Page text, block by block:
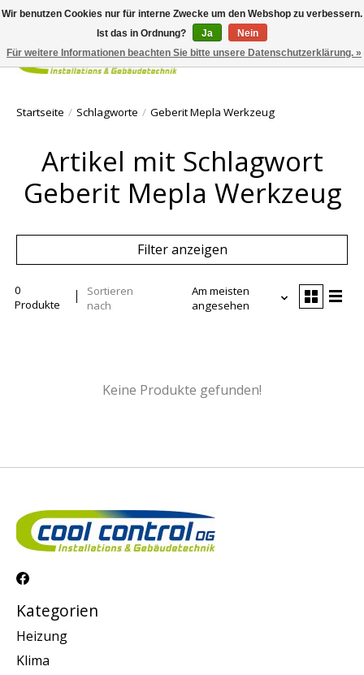
Ihr
Startseite / Schlagworte / Geberit Mepla Werkzeug
Artikel mit Schlagwort
Geberit Mepla Werkzeug
Filter anzeigen
0
Produkte
Sortieren
nach
Am meisten
angesehen
Keine Produkte gefunden!
Kategorien
Heizung
Klima
Wir benutzen Cookies nur für interne Zwecke um den Webshop zu verbessern.
Ist das in Ordnung?
Ja
Nein
Für weitere Informationen beachten Sie bitte unsere Datenschutzerklärung. »